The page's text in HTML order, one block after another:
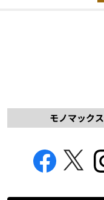
モノマック